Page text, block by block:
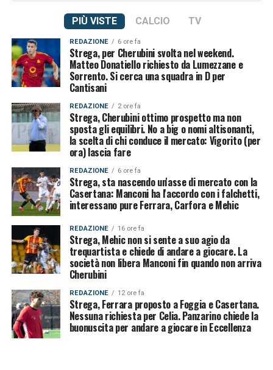
PIÙ VISTE CALCIO TV
REDAZIONE 6 ore fa
Strega, per Cherubini svolta nel weekend.
Matteo Donatiello richiesto da Lumezzane e
Sorrento. Si cerca una squadra in D per
Cantisani
REDAZIONE 2 ore fa
Strega, Cherubini ottimo prospetto ma non
sposta gli equilibri. No a big o nomi altisonanti,
la scelta di chi conduce il mercato: Vigorito (per
ora) lascia fare
REDAZIONE 6 ore fa
Strega, sta nascendo un'asse di mercato con la
Casertana: Manconi ha l'accordo con i falchetti,
interessano pure Ferrara, Carfora e Mehic
REDAZIONE 16 ore fa
Strega, Mehic non si sente a suo agio da
trequartista e chiede di andare a giocare. La
società non libera Manconi fin quando non arriva
Cherubini
REDAZIONE 12 ore fa
Strega, Ferrara proposto a Foggia e Casertana.
Nessuna richiesta per Celia. Panzarino chiede la
buonuscita per andare a giocare in Eccellenza